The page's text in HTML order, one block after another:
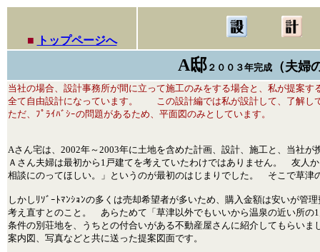
■ トップページへ
A邸２００３年完成（夫婦
当社の場合、設計事務所が間に立って施工のみをする場合と、私が提案
全て自由設計になっています。 この設計編では私が設計して、了解
ただ、ﾌﾟﾗｲﾊﾞｼｰの問題があるため、平面図のみとしています。
Aさん宅は、2002年～2003年に土地を含めた計画、設計、施工と、当社が
Ａさん夫婦は最初から1戸建てを考えていたわけではありません。 友人
相談にのってほしい。」というのが最初のはじまりでした。 そこで草津
しかしﾘｿﾞｰﾄﾏﾝｼｮﾝの多くは売却希望者が多いため、購入金額は安いが管
考え直すとのこと。 あらためて「草津以外でもいいから温泉の近い
条件の別荘地を、うちとの付合いがある不動産屋さんに紹介してもら
案内図、写真などと共に送った提案図面です。